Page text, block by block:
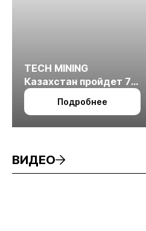
TECH MINING
Казахстан пройдет 7
октября в Алматы
Подробнее
ВИДЕО